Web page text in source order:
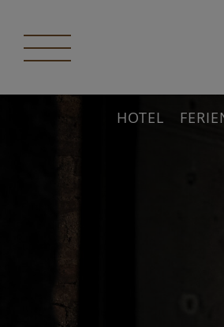
HOTEL